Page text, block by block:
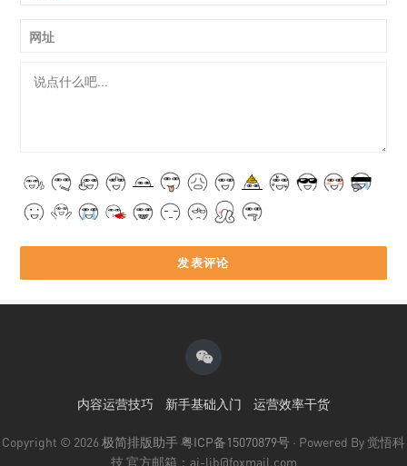
网址
内容运营技巧 新手基础入门 运营效率干货
Copyright © 2026极简排版助手粤ICP备15070879号 · Powered By 觉悟科
技 官方邮箱：ai-lib@foxmail.com